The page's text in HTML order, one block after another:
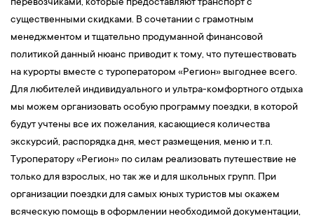
перевозчиками, которые предоставляют транспорт с
существенными скидками. В сочетании с грамотным
менеджментом и тщательно продуманной финансовой
политикой данный нюанс приводит к тому, что путешествовать
на курорты вместе с туроператором «Регион» выгоднее всего.
Для любителей индивидуального и ультра-комфортного отдыха
мы можем организовать особую программу поездки, в которой
будут учтены все их пожелания, касающиеся количества
экскурсий, распорядка дня, мест размещения, меню и т.п.
Туроператору «Регион» по силам реализовать путешествие не
только для взрослых, но так же и для школьных групп. При
организации поездки для самых юных туристов мы окажем
всяческую помощь в оформлении необходимой документации,